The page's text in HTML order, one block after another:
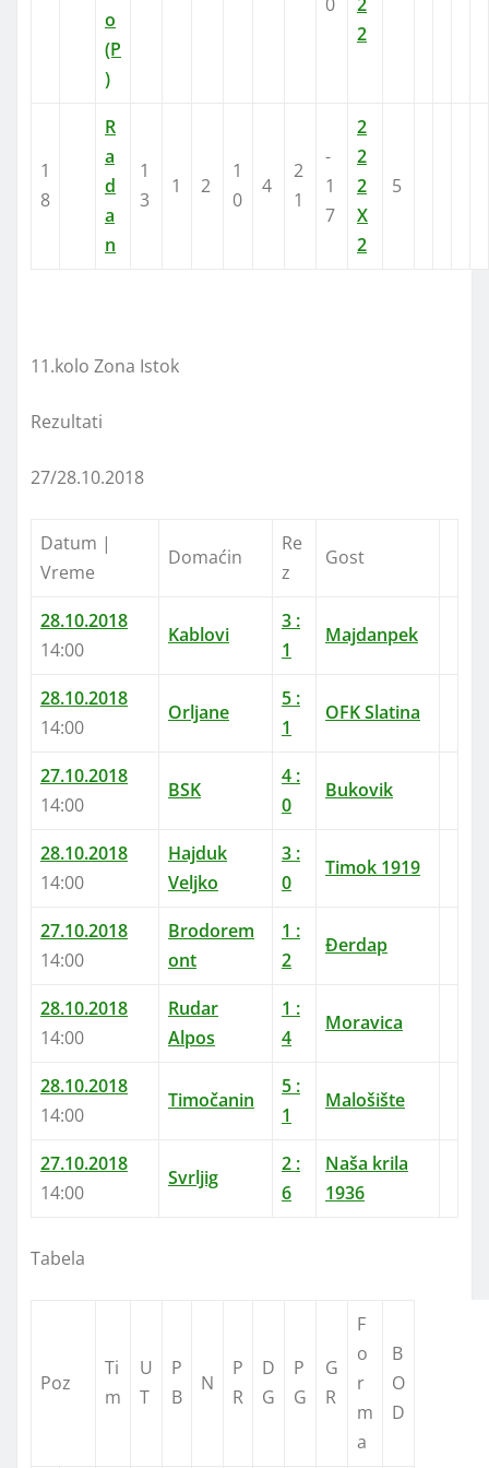
o
(P
)
2
1
8
R
a
d
a
n
1
3
1 2
1
0
4
2
1
-
1
7
2
2
2
X
2
5
11.kolo Zona Istok
Rezultati
27/28.10.2018
Datum |
Vreme
Domaćin
Re
z
Gost
28.10.2018
14:00
Kablovi
3 :
1
Majdanpek
28.10.2018
14:00
Orljane
5 :
1
OFK Slatina
27.10.2018
14:00
BSK
4 :
0
Bukovik
28.10.2018
14:00
Hajduk
Veljko
3 :
0
Timok 1919
27.10.2018
14:00
Brodorem
ont
1 :
2
Đerdap
28.10.2018
14:00
Rudar
Alpos
1 :
4
Moravica
28.10.2018
14:00
Timočanin
5 :
1
Malošište
27.10.2018
14:00
Svrljig
2 :
6
Naša krila
1936
Tabela
Poz
Ti
m
U
T
P
B
N
P
R
D
G
P
G
G
R
F
o
r
m
a
B
O
D